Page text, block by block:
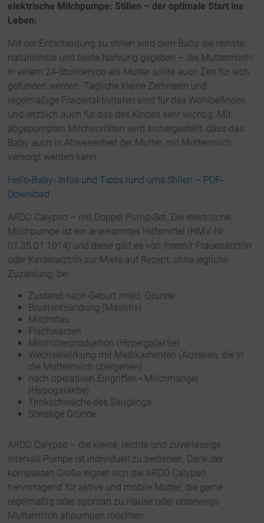
elektrische Milchpumpe: Stillen – der optimale Start ins
Leben:
Mit der Entscheidung zu stillen wird dem Baby die reinste,
natürlichste und beste Nahrung gegeben – die Muttermilch!
In einem 24-Stundenjob als Mutter sollte auch Zeit für sich
gefunden werden. Tägliche kleine Zeitinseln und
regelmäßige Freizeitaktivitäten sind für das Wohlbefinden
und letztlich auch für das des Kindes sehr wichtig. Mit
abgepumpten Milchvorräten wird sichergestellt, dass das
Baby auch in Abwesenheit der Mutter, mit Muttermilch
versorgt werden kann.
Hello-Baby- Infos und Tipps rund ums Stillen – PDF-
Download
ARDO Calypso – mit Doppel Pump-Set. Die elektrische
Milchpumpe ist ein anerkanntes Hilfsmittel (HMV-Nr.
01.35.01.1014) und diese gibt es von Ihrem/r Frauenarzt/in
oder Kinderarzt/in zur Miete auf Rezept, ohne jegliche
Zuzahlung, bei
Zustand nach Geburt /med. Gründe
Brustentzündung (Mastitis)
Milchstau
Flachwarzen
Milchüberproduktion (Hypergalaktie)
Wechselwirkung mit Medikamenten (Arzneien, die in
die Muttermilch übergehen)
nach operativen Eingriffen • Milchmangel
(Hypogalaktie)
Trinkschwäche des Säuglings
Sonstige Gründe
ARDO Calypso – die kleine, leichte und zuverlässige
Intervall Pumpe ist individuell zu bedienen. Dank der
kompakten Größe eignet sich die ARDO Calypso
hervorragend für aktive und mobile Mütter, die gerne
regelmäßig oder spontan zu Hause oder unterwegs
Muttermilch abpumpen möchten.